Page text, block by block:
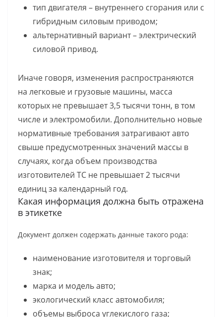
тип двигателя – внутреннего сгорания или с
гибридным силовым приводом;
альтернативный вариант – электрический
силовой привод.
Иначе говоря, изменения распространяются
на легковые и грузовые машины, масса
которых не превышает 3,5 тысячи тонн, в том
числе и электромобили. Дополнительно новые
нормативные требования затрагивают авто
свыше предусмотренных значений массы в
случаях, когда объем производства
изготовителей ТС не превышает 2 тысячи
единиц за календарный год.
Какая информация должна быть отражена
в этикетке
Документ должен содержать данные такого рода:
наименование изготовителя и торговый
знак;
марка и модель авто;
экологический класс автомобиля;
объемы выброса углекислого газа;